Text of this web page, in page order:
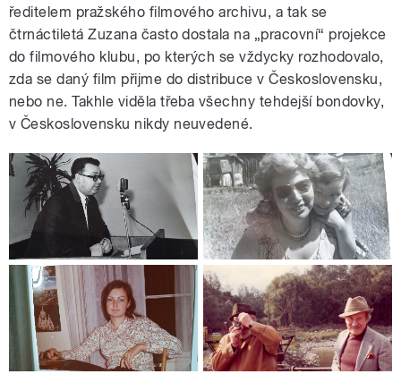
ředitelem pražského filmového archivu, a tak se
čtrnáctiletá Zuzana často dostala na „pracovní“ projekce
do filmového klubu, po kterých se vždycky rozhodovalo,
zda se daný film přijme do distribuce v Československu,
nebo ne. Takhle viděla třeba všechny tehdejší bondovky,
v Československu nikdy neuvedené.